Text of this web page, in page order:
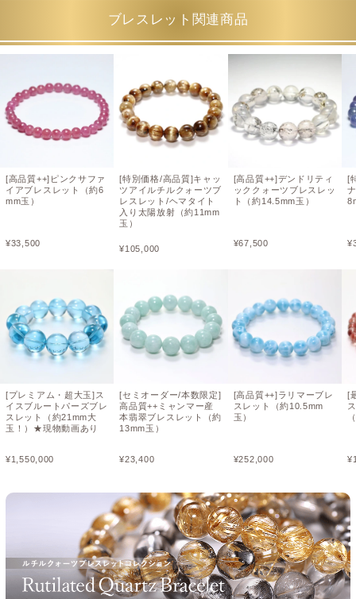
ブレスレット関連商品
[高品質++]ピンクサファ
イアブレスレット（約6
mm玉）
¥33,500
[プレミアム・超大玉]ス
イスブルートパーズブレ
スレット（約21mm大
玉！）★現物動画あり
¥1,550,000
[特別価格/高品質]キャッ
ツアイルチルクォーツブ
レスレット/ヘマタイト
入り太陽放射（約11mm
玉）
¥105,000
[セミオーダー/本数限定]
高品質++ミャンマー産
本翡翠ブレスレット（約
13mm玉）
¥23,400
[高品質++]デンドリティ
ッククォーツブレスレッ
ト（約14.5mm玉）
¥67,500
[高品質++]ラリマーブレ
スレット（約10.5mm
玉）
¥252,000
[
¥
[
¥